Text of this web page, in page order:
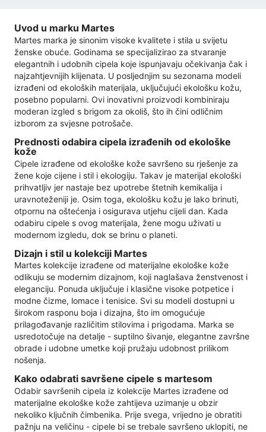
Uvod u marku Martes
Martes marka je sinonim visoke kvalitete i stila u svijetu
ženske obuće. Godinama se specijalizirao za stvaranje
elegantnih i udobnih cipela koje ispunjavaju očekivanja čak i
najzahtjevnijih klijenata. U posljednjim su sezonama modeli
izrađeni od ekoloških materijala, uključujući ekološku kožu,
posebno popularni. Ovi inovativni proizvodi kombiniraju
moderan izgled s brigom za okoliš, što ih čini odličnim
izborom za svjesne potrošače.
Prednosti odabira cipela izrađenih od ekološke
kože
Cipele izrađene od ekološke kože savršeno su rješenje za
žene koje cijene i stil i ekologiju. Takav je materijal ekološki
prihvatljiv jer nastaje bez upotrebe štetnih kemikalija i
uravnoteženiji je. Osim toga, ekološku kožu je lako brinuti,
otpornu na oštećenja i osigurava utjehu cijeli dan. Kada
odabiru cipele s ovog materijala, žene mogu uživati ​​u
modernom izgledu, dok se brinu o planeti.
Dizajn i stil u kolekciji Martes
Martes kolekcije izrađene od materijalne ekološke kože
odlikuju se modernim dizajnom, koji naglašava ženstvenost i
eleganciju. Ponuda uključuje i klasične visoke potpetice i
modne čizme, lomace i tenisice. Svi su modeli dostupni u
širokom rasponu boja i dizajna, što im omogućuje
prilagođavanje različitim stilovima i prigodama. Marka se
usredotočuje na detalje - suptilno šivanje, elegantne završne
obrade i udobne umetke koji pružaju udobnost prilikom
nošenja.
Kako odabrati savršene cipele s martesom
Odabir savršenih cipela iz kolekcije Martes izrađene od
materijalne ekološke kože zahtijeva uzimanje u obzir
nekoliko ključnih čimbenika. Prije svega, vrijedno je obratiti
pažnju na veličinu - cipele bi se trebale savršeno uklopiti, ne